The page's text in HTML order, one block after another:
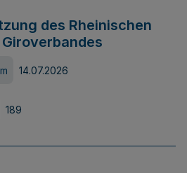
des Rheinischen
14.07.2026
189